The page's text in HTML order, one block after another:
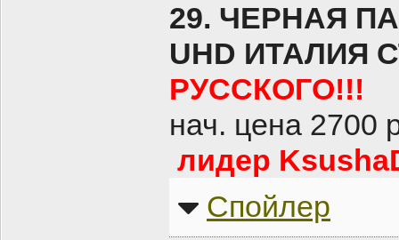
29. ЧЕРНАЯ
UHD ИТАЛИЯ
РУССКОГО!!!
нач. цена 2700
лидер
Спойлер